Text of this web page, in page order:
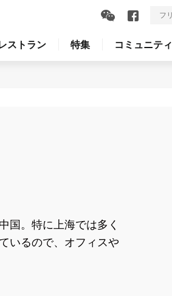
ストラン 特集 コミュニティ
国。特に上海では多く
いるので、オフィスや